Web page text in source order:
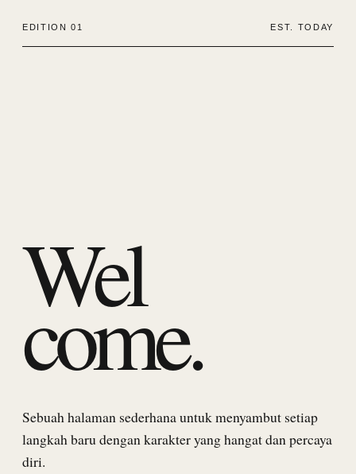
EDITION 01 EST. TODAY
Wel
come.
Sebuah halaman sederhana untuk menyambut setiap
langkah baru dengan karakter yang hangat dan percaya
diri.